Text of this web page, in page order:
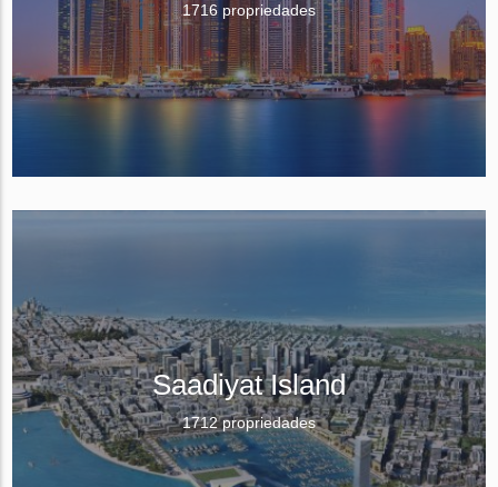
1716 propriedades
Saadiyat Island
1712 propriedades